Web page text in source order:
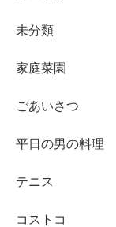
未分類
家庭菜園
ごあいさつ
平日の男の料理
テニス
コストコ